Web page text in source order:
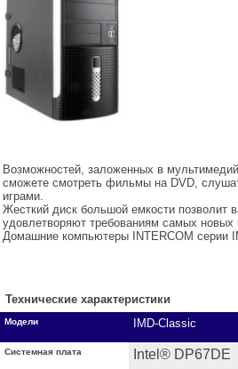
Возможностей, заложенных в
сможете смотреть фильмы на DVD,
играми.
Жесткий диск большой емкости позволит
удовлетворяют требованиям самых новых
Домашние компьютеры INTERCOM серии
Технические характеристики
Модели IMD-Classic
Системная плата Intel® DP67DE